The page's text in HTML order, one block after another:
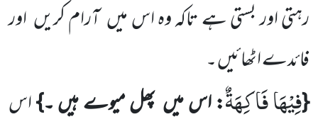
رہتی اور بستی ہے تاکہ وہ اس میںآرام کریں اور
فائدے اٹھائیں ۔
{فِیْهَا فَاكِهَةٌ: اس میں پھل میوے ہیں ۔}اس